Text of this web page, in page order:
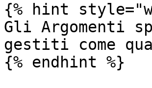
{% hint
Gli Argomenti
gestiti come
{% endhint %}